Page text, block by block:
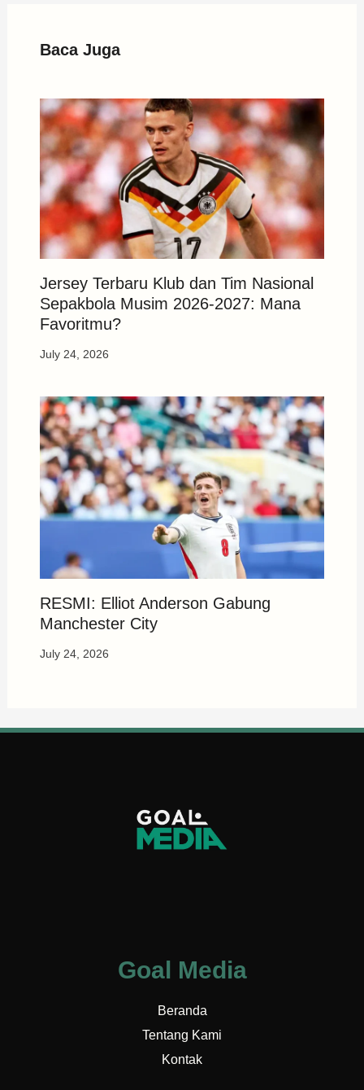
Baca Juga
Jersey Terbaru Klub dan Tim Nasional
Sepakbola Musim 2026-2027: Mana
Favoritmu?
July 24, 2026
RESMI: Elliot Anderson Gabung
Manchester City
July 24, 2026
Goal Media
Beranda
Tentang Kami
Kontak